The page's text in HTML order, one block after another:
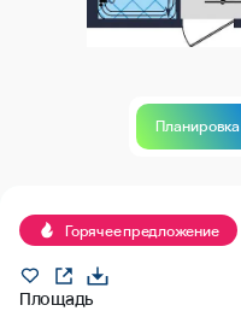
Планировка
Горячее предложение
Площадь